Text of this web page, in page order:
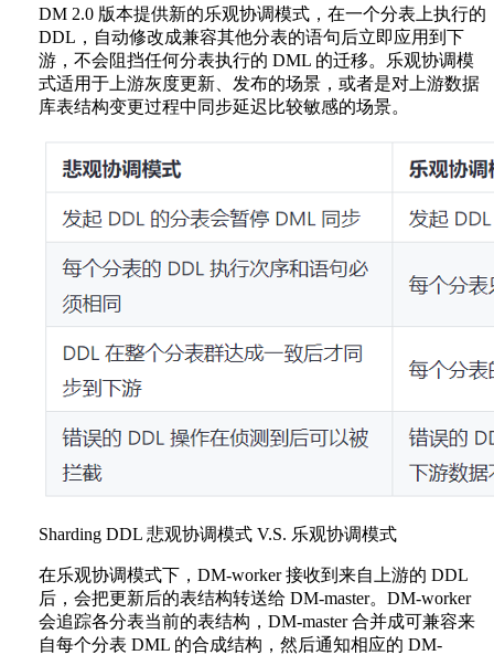
DM 2.0 版本提供新的乐观协调模式，在一个分表上执行的
DDL，自动修改成兼容其他分表的语句后立即应用到下
游，不会阻挡任何分表执行的 DML 的迁移。乐观协调模
式适用于上游灰度更新、发布的场景，或者是对上游数据
库表结构变更过程中同步延迟比较敏感的场景。
Sharding DDL 悲观协调模式 V.S. 乐观协调模式
在乐观协调模式下，DM-worker 接收到来自上游的 DDL
后，会把更新后的表结构转送给 DM-master。DM-worker
会追踪各分表当前的表结构，DM-master 合并成可兼容来
自每个分表 DML 的合成结构，然后通知相应的 DM-